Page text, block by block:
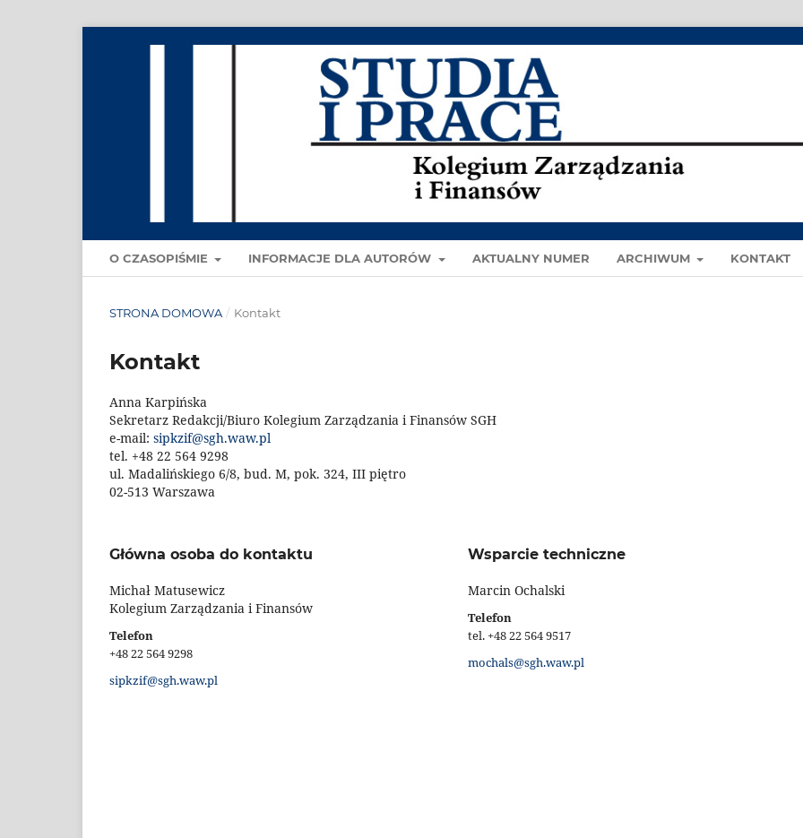
O CZASOPIŚMIE INFORMACJE DLA AUTORÓW AKTUALNY NUMER ARCHIWUM KONTAKT
STRONA DOMOWA / Kontakt
Kontakt
Anna Karpińska
Sekretarz Redakcji/Biuro Kolegium Zarządzania i Finansów SGH
e-mail: sipkzif@sgh.waw.pl
tel. +48 22 564 9298
ul. Madalińskiego 6/8, bud. M, pok. 324, III piętro
02-513 Warszawa
Główna osoba do kontaktu
Michał Matusewicz
Kolegium Zarządzania i Finansów
Telefon
+48 22 564 9298
sipkzif@sgh.waw.pl
Wsparcie techniczne
Marcin Ochalski
Telefon
tel. +48 22 564 9517
mochals@sgh.waw.pl